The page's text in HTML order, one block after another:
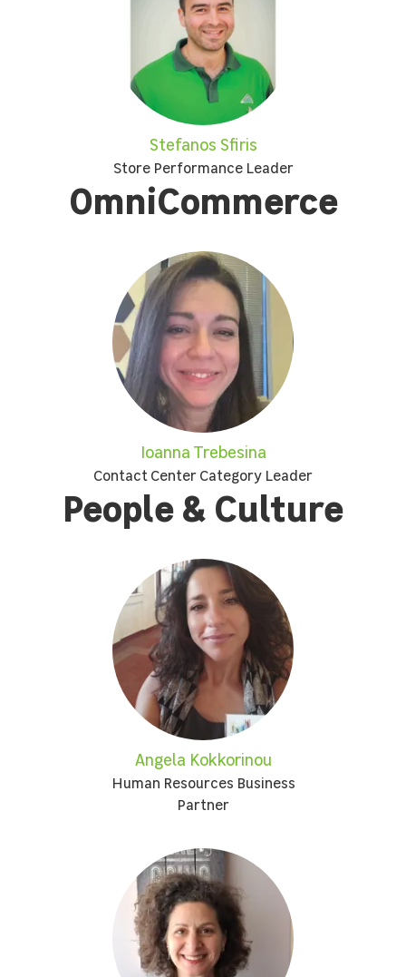
Stefanos Sfiris
Store Performance Leader
OmniCommerce
Ioanna Trebesina
Contact Center Category Leader
People & Culture
Angela Kokkorinou
Human Resources Business
Partner